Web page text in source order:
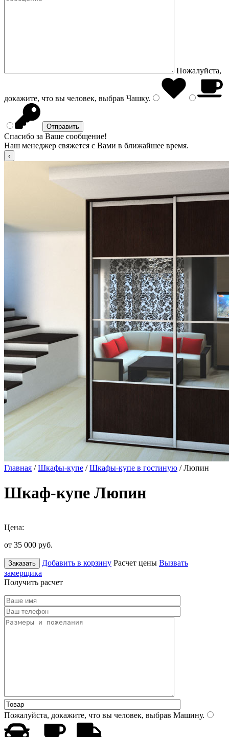
Пожалуйста,
докажите, что вы человек, выбрав Чашку.
Спасибо за Ваше сообщение!
Наш менеджер свяжется с Вами в ближайшее время.
Главная /Шкафы-купе /Шкафы-купе в гостиную / Люпин
Шкаф-купе Люпин
Цена:
от 35 000 руб.
Заказать Добавить в корзину Расчет цены Вызвать
замерщика
Получить расчет
Пожалуйста, докажите, что вы человек, выбрав Машину.